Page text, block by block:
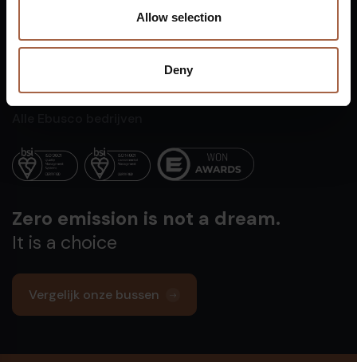
Allow selection
Deny
Vuurijzer 23
+31 (0)88 1100 200
info@ebusco.com
Zero emission is not a dream.
It is a choice
Vergelijk onze bussen